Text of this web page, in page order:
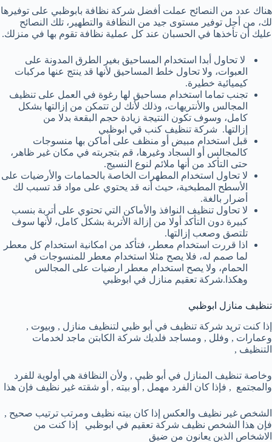
هناك عدد من النصائح عملت أفضل شركة نظافة بابوظبي على توفيرها
لك، من أجل توفير مستوى جيد من النظافة والتطهير، تلك النصائح
عليك أن تأخذها في الحسبان عند كل عملية نظافة تقوم بها في منزلك.
لا تحاول أبدا استخدام المساحيق بغير الطرق المدونة على
العبوات، ولا تحاول خلط المساحيق لأنها قد ينتج عنها مركبات
كيميائية خطيرة.
تجنب تماما استخدام مساحيق لها رغوة في العمل على تنظيف
المجالس والأنتريهات، وذلك لأنك لن تتمكن من إزالتها بشكل
كامل، وسوف تكون النتيجة زيادة حجم البقعة بدلا من
إزالتها. شركة تنظيف كنب قي ابوظبي
قبل استخدام مبيض أو منظف على أماكن بها منسوجات
كالمجالس أو السجاد وغيرها، قم بتجربته في مكان غير ظاهر،
حتى التأكد من أنها ملائم لنوع النسيج.
لا تحاول استخدام المطهرات الخاصة بالحمامات والأرضيات على
الأسطح المطبخية، حيث أنه قد يحتوي على مواد قد تسبب لك
أضرار بالغة.
لا تحاول تنظيف النوافذ والأماكن التي تحتوي على أتربة بنسب
كبيرة دون التأكد أولا من إزالة الأتربة بشكل كامل، لأنها سوف
تلتصق وصعب إزالتها.
اذا قررت استخدام معطر، فتأكد من امكانية استخدام كل معطر
لما صمم له، فلا يصح مثلا استخدام معطر للمنسوجات في
الحمام، ولا يصح استخدام معطر ارضيات على المجالس
وهكذا.شركة تعقيم منازل في ابوظبي
تنظيف منازل ابوظبي
إذا كنت تريد شركة تنظيف في أبو ظبي لتنظيف منازل , وبيوت ,
وعمارات , وفلل , ومساجد فلديك شركة الكابتن ماجد لخدمات
التنظيف ,
وخاصة تنظيف المنازل في أبو ظبي , ولأن النظافة هي أولوية للفرد
والمجتمع , فإذا كان الفرد مهمل , أو بيته , أو شقته غير نظيف فإن هذا
الشخص غير نظيف والعكس إذا كان بيته نظيف ومرتب ترتيب صحيح ,
فإن هذا الشخص نظيف شركة تعقيم في ابوظبي إذا كنت من
الاشخاص الذين يعانون من ضيق